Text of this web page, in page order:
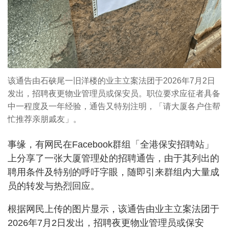
该通告由石硖尾一旧洋楼的业主立案法团于2026年7月2日
发出，招聘夜更物业管理员或保安员。职位要求应征者具备
中一程度及一年经验，通告又特别注明，「请大厦各户住帮
忙推荐亲朋戚友」。
事缘，有网民在Facebook群组「全港保安招聘站」
上分享了一张大厦管理处的招聘通告，由于其列出的
聘用条件及特别的呼吁字眼，随即引来群组内大量成
员的转发与热烈回应。
根据网民上传的图片显示，该通告由业主立案法团于
2026年7月2日发出，招聘夜更物业管理员或保安